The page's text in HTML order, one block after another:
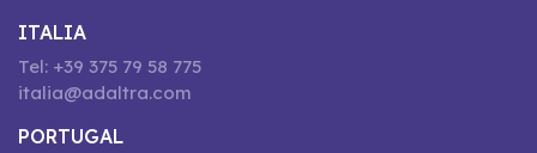
ITALIA
Tel: +39 375 79 58 775
italia@adaltra.com
PORTUGAL